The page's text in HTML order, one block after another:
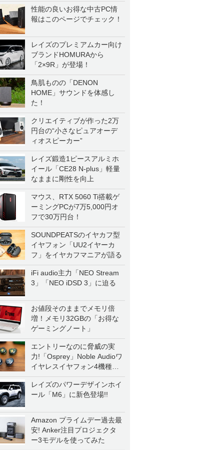
性能の良いお得な中古PC情
報はこのページでチェック！
レイズのプレミアムカー向け
ブランドHOMURAから
「2×9R」が登場！
鳥肌ものの「DENON
HOME」サウンドを体感し
た！
クリエイティブが作った2万
円台の“小さなピュアオーデ
ィオスピーカー”
レイズ鍛造1ピースアルミホ
イール「CE28 N-plus」軽量
なままに剛性を向上
マウス、RTX 5060 Ti搭載ゲ
ーミングPCが7万5,000円オ
フで30万円台！
SOUNDPEATSのイヤカフ型
イヤフォン「UU2イヤーカ
フ」をイヤカフマニアが語る
iFi audio主力「NEO Stream
3」「NEO iDSD 3」に迫る
お値段そのままでメモリ倍
増！メモリ32GBの「お得な
ゲーミングノート」
エントリーなのに脅威の実
力!「Osprey」Noble Audioワ
イヤレスイヤフォン4機種を
一気に聴く
レイズのパワーデザインホイ
ール「M6」に新色登場!!
Amazon プライムデー過去最
安! Anker注目プロジェクタ
ー3モデルを使ってみた